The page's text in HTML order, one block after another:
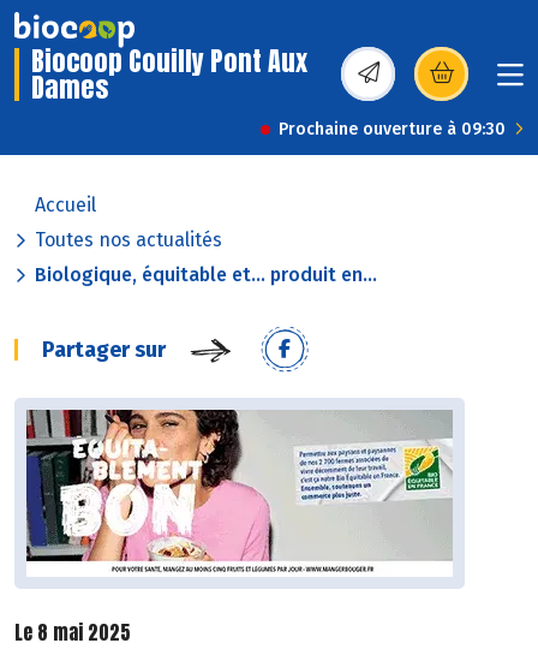
Biocoop Couilly Pont Aux
Dames (s’ouvre dans une
Prochaine ouverture à 09:30
Accueil
Toutes nos actualités
Biologique, équitable et… produit en...
Partager sur
Le 8 mai 2025